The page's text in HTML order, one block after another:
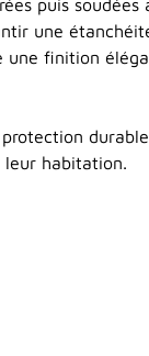
puis soudées
une
une finition
habitation.